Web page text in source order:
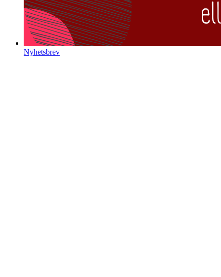
Nyhetsbrev